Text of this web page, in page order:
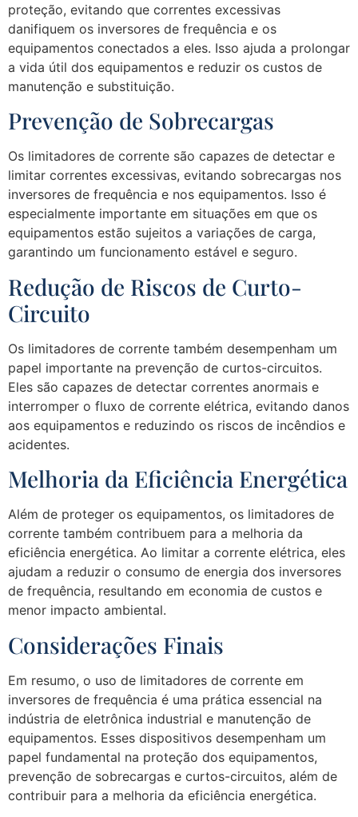
proteção, evitando que correntes excessivas
danifiquem os inversores de frequência e os
equipamentos conectados a eles. Isso ajuda a prolongar
a vida útil dos equipamentos e reduzir os custos de
manutenção e substituição.
Prevenção de Sobrecargas
Os limitadores de corrente são capazes de detectar e
limitar correntes excessivas, evitando sobrecargas nos
inversores de frequência e nos equipamentos. Isso é
especialmente importante em situações em que os
equipamentos estão sujeitos a variações de carga,
garantindo um funcionamento estável e seguro.
Redução de Riscos de Curto-
Circuito
Os limitadores de corrente também desempenham um
papel importante na prevenção de curtos-circuitos.
Eles são capazes de detectar correntes anormais e
interromper o fluxo de corrente elétrica, evitando danos
aos equipamentos e reduzindo os riscos de incêndios e
acidentes.
Melhoria da Eficiência Energética
Além de proteger os equipamentos, os limitadores de
corrente também contribuem para a melhoria da
eficiência energética. Ao limitar a corrente elétrica, eles
ajudam a reduzir o consumo de energia dos inversores
de frequência, resultando em economia de custos e
menor impacto ambiental.
Considerações Finais
Em resumo, o uso de limitadores de corrente em
inversores de frequência é uma prática essencial na
indústria de eletrônica industrial e manutenção de
equipamentos. Esses dispositivos desempenham um
papel fundamental na proteção dos equipamentos,
prevenção de sobrecargas e curtos-circuitos, além de
contribuir para a melhoria da eficiência energética.